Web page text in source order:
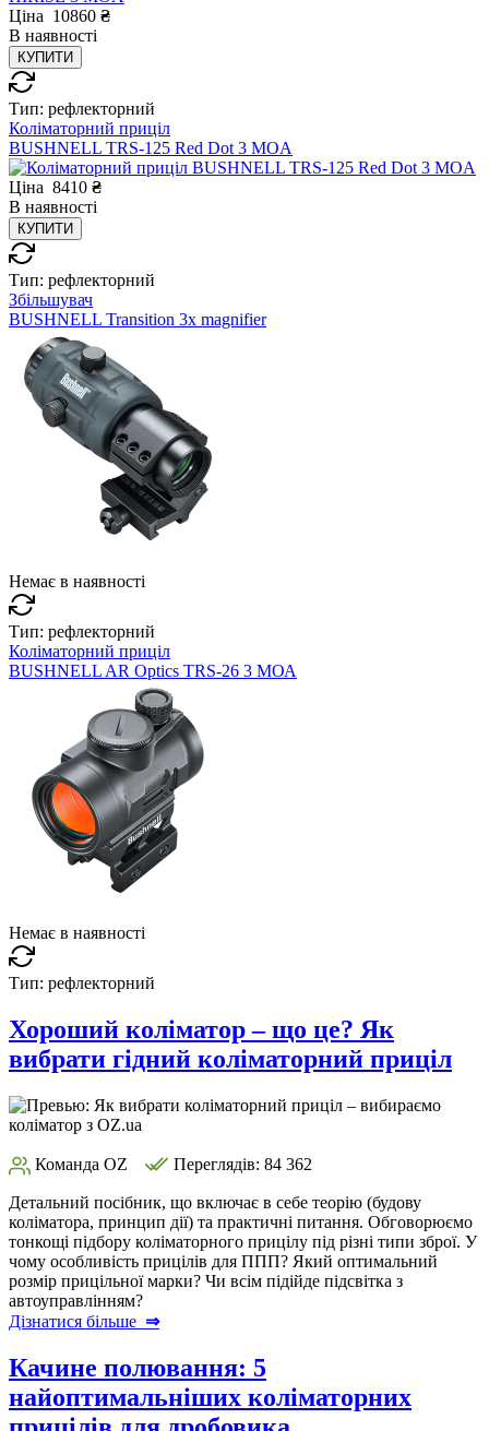
Ціна 10860 ₴
В наявності
КУПИТИ
Тип: рефлекторний
Коліматорний приціл
BUSHNELL TRS-125 Red Dot 3 MOA
Ціна 8410 ₴
В наявності
КУПИТИ
Тип: рефлекторний
Збільшувач
BUSHNELL Transition 3x magnifier
Немає в наявності
Тип: рефлекторний
Коліматорний приціл
BUSHNELL AR Optics TRS-26 3 МОА
Немає в наявності
Тип: рефлекторний
Хороший коліматор – що це? Як
вибрати гідний коліматорний приціл
Команда OZ Переглядів: 84 362
Детальний посібник, що включає в себе теорію (будову
коліматора, принцип дії) та практичні питання. Обговорюємо
тонкощі підбору коліматорного прицілу під різні типи зброї. У
чому особливість прицілів для ППП? Який оптимальний
розмір прицільної марки? Чи всім підійде підсвітка з
автоуправлінням?
Дізнатися більше ⇒
Качине полювання: 5
найоптимальніших коліматорних